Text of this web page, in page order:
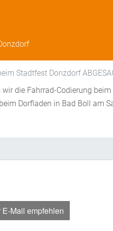
Stadtfest Donzdorf
die Fahrrad-Codierung
Dorfladen in Bad Boll am
E-Mail empfehlen